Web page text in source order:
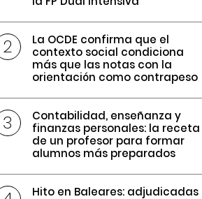
La OCDE confirma que el
contexto social condiciona
más que las notas con la
orientación como contrapeso
Contabilidad, enseñanza y
finanzas personales: la receta
de un profesor para formar
alumnos más preparados
Hito en Baleares: adjudicadas